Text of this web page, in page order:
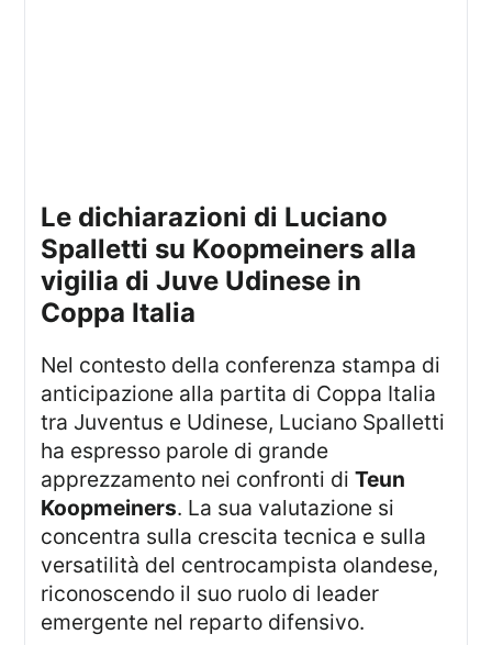
Le dichiarazioni di Luciano
Spalletti su Koopmeiners alla
vigilia di Juve Udinese in
Coppa Italia
Nel contesto della conferenza stampa di
anticipazione alla partita di Coppa Italia
tra Juventus e Udinese, Luciano Spalletti
ha espresso parole di grande
apprezzamento nei confronti diTeun
Koopmeiners. La sua valutazione si
concentra sulla crescita tecnica e sulla
versatilità del centrocampista olandese,
riconoscendo il suo ruolo di leader
emergente nel reparto difensivo.